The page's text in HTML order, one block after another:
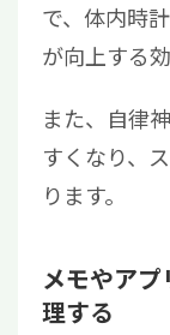
で、体内時
が向上する
また、自律
すくなり、
ります。
メモやア
理する